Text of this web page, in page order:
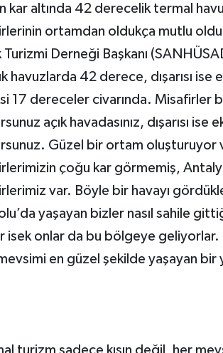
kar altında 42 derecelik termal
ortamdan oldukça mutlu
Turizmi Derneği Başkanı
havuzlarda 42 derece, dışarısı
17 dereceler civarında. Misafirler
açık havadasınız, dışarısı
Güzel bir ortam oluşturuyor
çoğu kar görmemiş,
var. Böyle bir havayı
yaşayan bizler nasıl sahile
isek onlar da bu bölgeye
en güzel şekilde yaşayan bir
turizm sadece kışın değil, her